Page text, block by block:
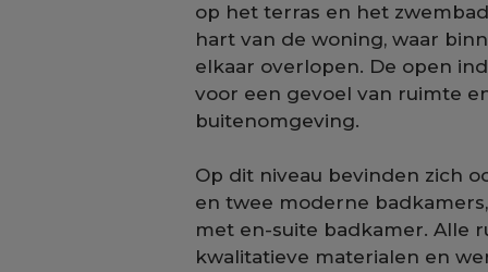
op het terras en het
hart van de woning, waar
elkaar overlopen. De open
voor een gevoel van ruimte
buitenomgeving.
Op dit niveau bevinden zich
en twee moderne
met en-suite badkamer. Alle
kwalitatieve materialen en